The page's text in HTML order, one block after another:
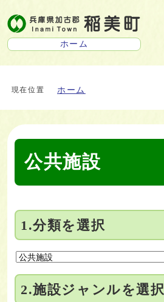
ホーム
現在位置 ホーム
公共施設
1.分類を選択
2.施設ジャンルを選択